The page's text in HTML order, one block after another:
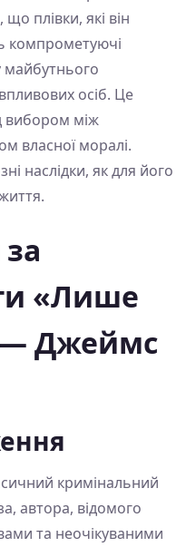
плівки, які він
компрометуючі
майбутнього
осіб. Це
вибором між
власної моралі.
наслідки, як для його
«Лише
— Джеймс
кримінальний
автора, відомого
та неочікуваними